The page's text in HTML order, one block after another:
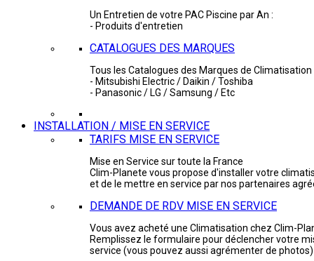
Un Entretien de votre PAC Piscine par An :
- Produits d'entretien
CATALOGUES DES MARQUES
Tous les Catalogues des Marques de Climatisation
- Mitsubishi Electric / Daikin / Toshiba
- Panasonic / LG / Samsung / Etc
INSTALLATION / MISE EN SERVICE
TARIFS MISE EN SERVICE
Mise en Service sur toute la France
Clim-Planete vous propose d'installer votre
et de le mettre en service par nos partenaires
DEMANDE DE RDV MISE EN SERVICE
Vous avez acheté une Climatisation chez Clim-
Remplissez le formulaire pour déclencher votre
service (vous pouvez aussi agrémenter de photos)